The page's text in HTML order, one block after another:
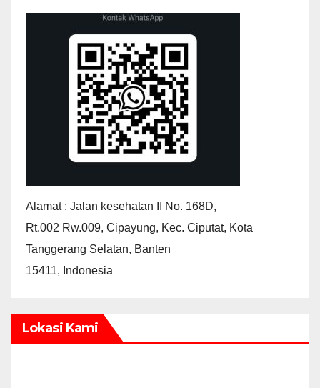
Alamat : Jalan kesehatan II No. 168D,
Rt.002 Rw.009, Cipayung, Kec. Ciputat, Kota
Tanggerang Selatan, Banten
15411, Indonesia
Lokasi Kami